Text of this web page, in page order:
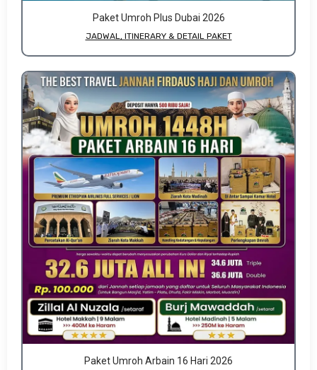
Paket Umroh Plus Dubai 2026
JADWAL, ITINERARY & DETAIL PAKET
Paket Umroh Arbain 16 Hari 2026